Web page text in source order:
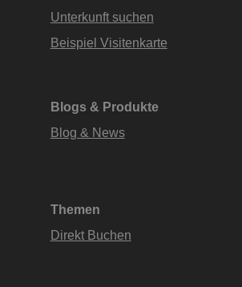
Unterkunft suchen
Beispiel Visitenkarte
Blogs & Produkte
Blog & News
Themen
Direkt Buchen